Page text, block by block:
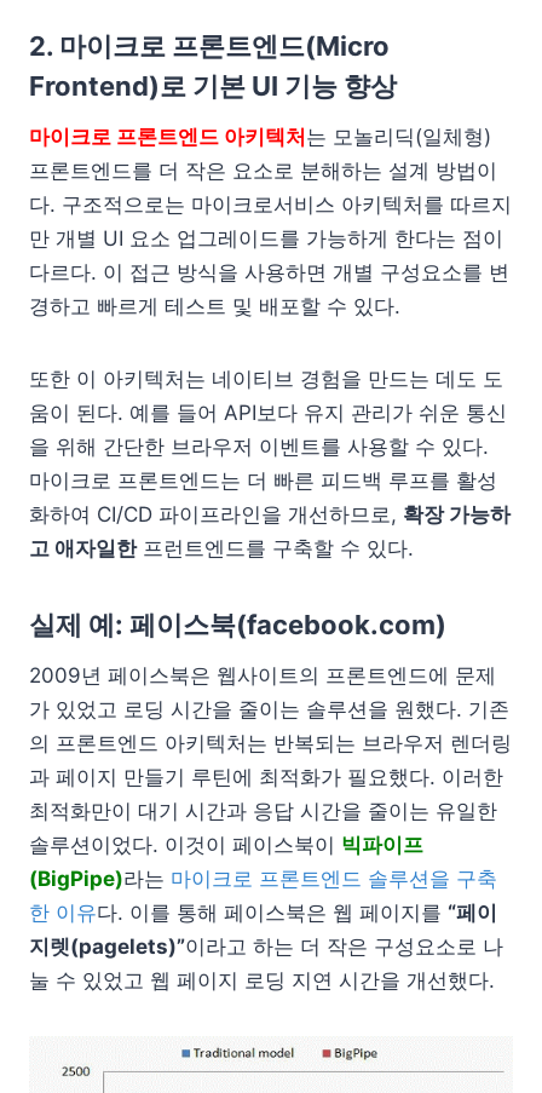
2. 마이크로 프론트엔드(Micro
Frontend)로 기본 UI 기능 향상
마이크로 프론트엔드 아키텍처 는 모놀리딕(일체형)
프론트엔드를 더 작은 요소로 분해하는 설계 방법이
다. 구조적으로는 마이크로서비스 아키텍처를 따르지
만 개별 UI 요소 업그레이드를 가능하게 한다는 점이
다르다. 이 접근 방식을 사용하면 개별 구성요소를 변
경하고 빠르게 테스트 및 배포할 수 있다.
또한 이 아키텍처는 네이티브 경험을 만드는 데도 도
움이 된다. 예를 들어 API보다 유지 관리가 쉬운 통신
을 위해 간단한 브라우저 이벤트를 사용할 수 있다.
마이크로 프론트엔드는 더 빠른 피드백 루프를 활성
화하여 CI/CD 파이프라인을 개선하므로, 확장 가능하
고 애자일한프런트엔드를 구축할 수 있다.
실제 예: 페이스북(facebook.com)
2009년 페이스북은 웹사이트의 프론트엔드에 문제
가 있었고 로딩 시간을 줄이는 솔루션을 원했다. 기존
의 프론트엔드 아키텍처는 반복되는 브라우저 렌더링
과 페이지 만들기 루틴에 최적화가 필요했다. 이러한
최적화만이 대기 시간과 응답 시간을 줄이는 유일한
솔루션이었다. 이것이 페이스북이 빅파이프
(BigPipe)라는 마이크로 프론트엔드 솔루션을 구축
한 이유다. 이를 통해 페이스북은 웹 페이지를 “페이
지렛(pagelets)”이라고 하는 더 작은 구성요소로 나
눌 수 있었고 웹 페이지 로딩 지연 시간을 개선했다.